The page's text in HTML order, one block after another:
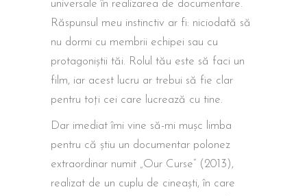
universale în realizarea de documentare.
Răspunsul meu instinctiv ar fi: niciodată să
nu dormi cu membrii echipei sau cu
protagoniștii tăi. Rolul tău este să faci un
film, iar acest lucru ar trebui să fie clar
pentru toți cei care lucrează cu tine.
Dar imediat îmi vine să-mi mușc limba
pentru că știu un documentar polonez
extraordinar numit „Our Curse” (2013),
realizat de un cuplu de cineaști, în care